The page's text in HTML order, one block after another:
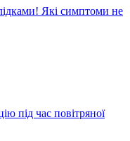
Які симптоми не
під час повітряної